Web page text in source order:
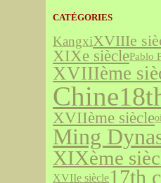
CATÉGORIES
KangxiXVIIIe
XIXe sièclePablo
XVIIIème
Chine
XVIIème siècle
Ming
XIXème
XVIIe siècle17th